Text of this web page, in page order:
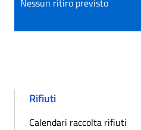
Rifiuti
Calendari raccolta rifiuti